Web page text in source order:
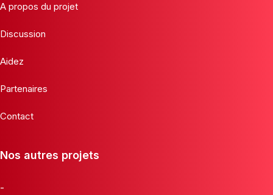
A propos du projet
Discussion
Aidez
Partenaires
Contact
Nos autres projets
-